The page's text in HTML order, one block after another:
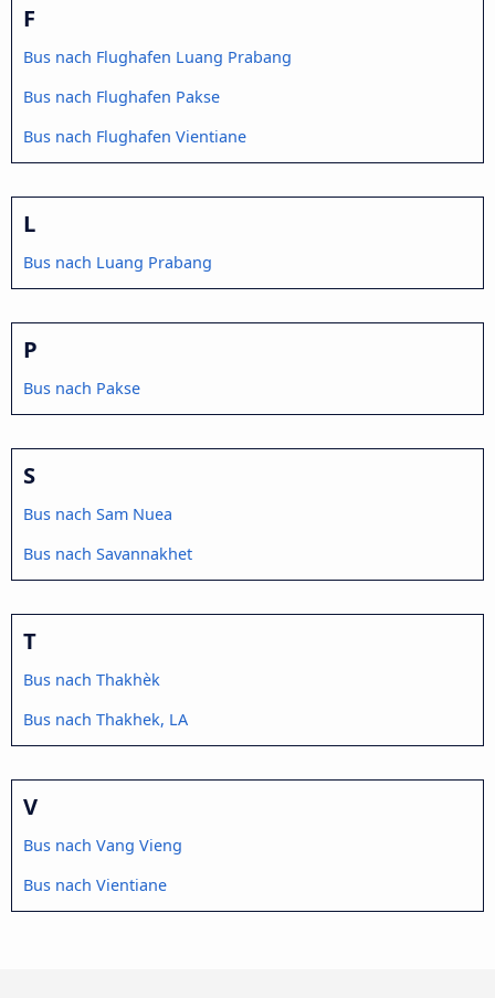
F
Bus nach Flughafen Luang Prabang
Bus nach Flughafen Pakse
Bus nach Flughafen Vientiane
L
Bus nach Luang Prabang
P
Bus nach Pakse
S
Bus nach Sam Nuea
Bus nach Savannakhet
T
Bus nach Thakhèk
Bus nach Thakhek, LA
V
Bus nach Vang Vieng
Bus nach Vientiane